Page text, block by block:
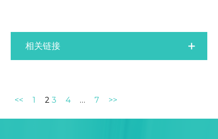
相关链接
<< 1 2 3 4 … 7 >>